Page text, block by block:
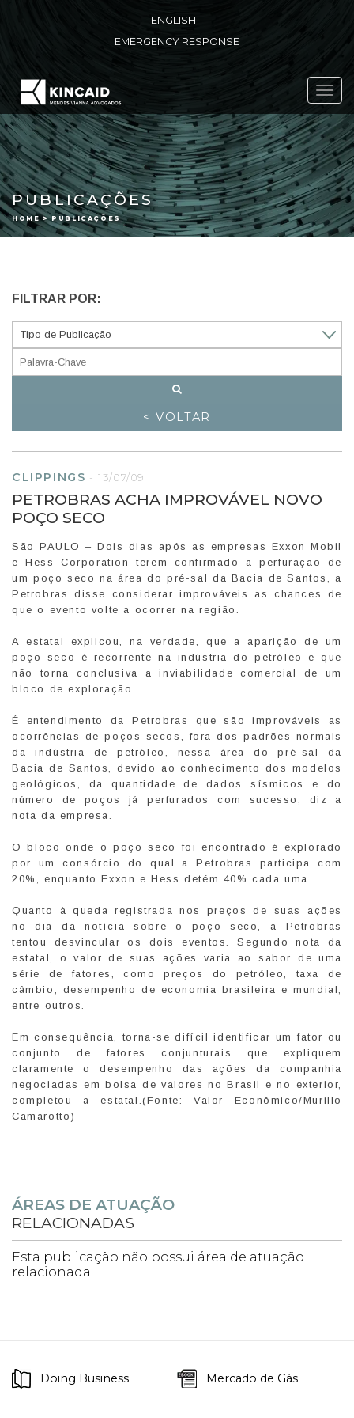
ENGLISH
EMERGENCY RESPONSE
PUBLICAÇÕES
HOME > PUBLICAÇÕES
FILTRAR POR:
< VOLTAR
CLIPPINGS -13/07/09
PETROBRAS ACHA IMPROVÁVEL NOVO
POÇO SECO
São PAULO – Dois dias após as empresas Exxon Mobil
e Hess Corporation terem confirmado a perfuração de
um poço seco na área do pré-sal da Bacia de Santos, a
Petrobras disse considerar improváveis as chances de
que o evento volte a ocorrer na região.
A estatal explicou, na verdade, que a aparição de um
poço seco é recorrente na indústria do petróleo e que
não torna conclusiva a inviabilidade comercial de um
bloco de exploração.
É entendimento da Petrobras que são improváveis as
ocorrências de poços secos, fora dos padrões normais
da indústria de petróleo, nessa área do pré-sal da
Bacia de Santos, devido ao conhecimento dos modelos
geológicos, da quantidade de dados sísmicos e do
número de poços já perfurados com sucesso, diz a
nota da empresa.
O bloco onde o poço seco foi encontrado é explorado
por um consórcio do qual a Petrobras participa com
20%, enquanto Exxon e Hess detém 40% cada uma.
Quanto à queda registrada nos preços de suas ações
no dia da notícia sobre o poço seco, a Petrobras
tentou desvincular os dois eventos. Segundo nota da
estatal, o valor de suas ações varia ao sabor de uma
série de fatores, como preços do petróleo, taxa de
câmbio, desempenho de economia brasileira e mundial,
entre outros.
Em consequência, torna-se difícil identificar um fator ou
conjunto de fatores conjunturais que expliquem
claramente o desempenho das ações da companhia
negociadas em bolsa de valores no Brasil e no exterior,
completou a estatal.(Fonte: Valor Econômico/Murillo
Camarotto)
ÁREAS DE ATUAÇÃO
RELACIONADAS
Esta publicação não possui área de atuação
relacionada
Doing Business Mercado de Gás